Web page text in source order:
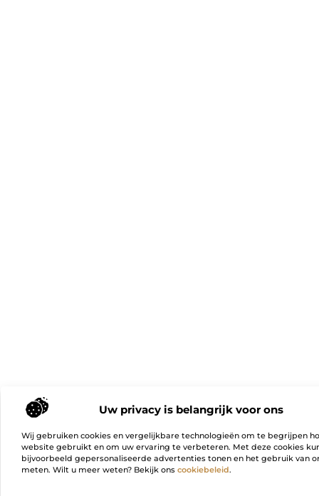
Uw privacy is belangrijk voor ons
Wij gebruiken cookies en vergelijkbare technologieën om te begrijpen
website gebruikt en om uw ervaring te verbeteren. Met deze cookies
bijvoorbeeld gepersonaliseerde advertenties tonen en het gebruik van
meten. Wilt u meer weten? Bekijk ons cookiebeleid.